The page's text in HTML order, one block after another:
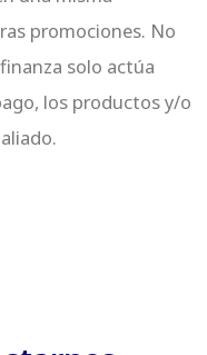
promociones. No
solo actúa
los productos y/o